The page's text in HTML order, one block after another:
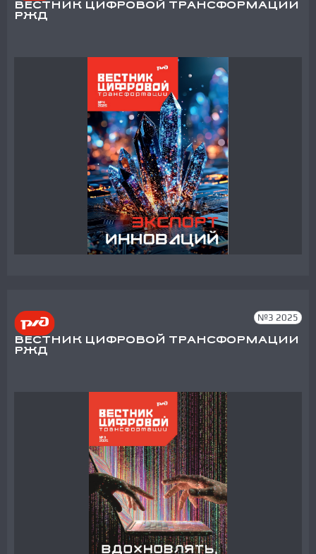
ВЕСТНИК ЦИФРОВОЙ ТРАНСФОРМАЦИИ
РЖД
№3 2025
ВЕСТНИК ЦИФРОВОЙ ТРАНСФОРМАЦИИ
РЖД